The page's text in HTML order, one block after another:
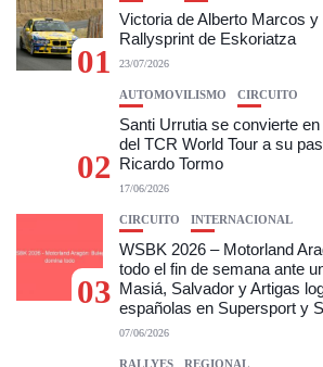
01
Victoria de Alberto Marcos
Rallysprint de Eskoriatza
23/07/2026
02
AUTOMOVILISMO CIRCUITO
Santi Urrutia se convierte
del TCR World Tour a su
Ricardo Tormo
17/06/2026
03
CIRCUITO INTERNACIONAL
WSBK 2026 – Motorland
todo el fin de semana ante
Masiá, Salvador y Artigas
españolas en Supersport y
07/06/2026
RALLYES REGIONAL